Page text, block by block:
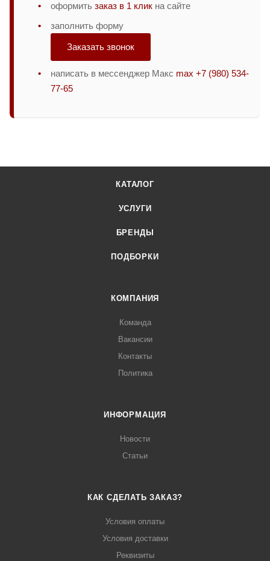
оформить заказ в 1 клик на сайте
заполнить форму
Заказать звонок
написать в мессенджер Макс max +7 (980) 534-
77-65
КАТАЛОГ
УСЛУГИ
БРЕНДЫ
ПОДБОРКИ
КОМПАНИЯ
Команда
Вакансии
Контакты
Политика
ИНФОРМАЦИЯ
Новости
Статьи
КАК СДЕЛАТЬ ЗАКАЗ?
Условия оплаты
Условия доставки
Реквизиты